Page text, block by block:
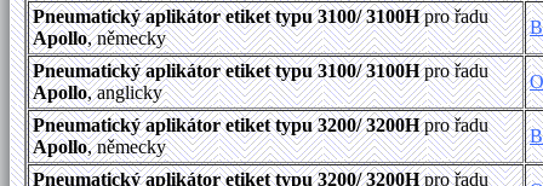
Pneumatický aplikátor etiket typu 3100/ 3100Hpro řadu
Apollo, německy
Pneumatický aplikátor etiket typu 3100/ 3100Hpro řadu
Apollo, anglicky
Pneumatický aplikátor etiket typu 3200/ 3200Hpro řadu
Apollo, německy
Pneumatický aplikátor etiket typu 3200/ 3200Hpro řadu